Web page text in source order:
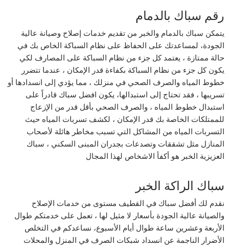
رقم سباك بالدمام
يتمكن سباك بالدمام والخبر من تقديم خدمات إصلاح وصيانة عالية
الجودة، لمساعدتك على الحفاظ على نظام السباكة الخاص بك في
حالة ممتازة ، يعتمد كل جزء من نظام السباكة على المصارف لكي
يكون كل جزء من نظام السباكة بكفاءة قدر الإمكان ، عندما تتضرر
خطوط المياه والصرف الصحي في منزلك ، مما يؤدي إلى انسدادها أو
تسريبها ، فقد تحتاج إلى استبدالها، يكون افضل سباك قادراً على
استبدال خطوط المياه ، والصرف الصحي بأقل قدر من الإزعاج
للممتلكات الخاصة بك قدر الإمكان ، لكشف تسربات المياه حيث
التسربات المياه من المشاكل التي تسبب مخاطر هائلة لأصحاب
المنازل مثل تشققات وتصدعات بجدران المبنى السكني ، سباك
العزيزية الخبر هو أكفأ الاشخاص لهذا المجال
سباك الراكة الخبر
نقدم لك أفضل سباك في القطيف مستوى من خدمات الإصلاح
والصيانة عالية الجودة بأسعار لا مثيل لها ، تعمل على خدمتكم طوال
الأربعة وعشرين ساعة طوال أيام الأسبوع، نساعدكم في التخلص
الأضرار الناجمة عن انسداد شبكات الصرف في المنزل والمحلات